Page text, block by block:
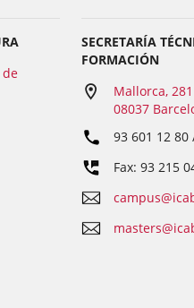
de
SECRETARÍA
FORMACIÓN
Mallorca,
08037
93 601 12 80
Fax: 93 215